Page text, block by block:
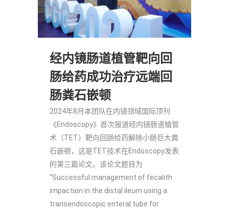
经内镜肠道植管靶向回
肠给药成功治疗远端回
肠粪石嵌顿
2024年8月本团队在内镜领域国际顶刊
《Endoscopy》首次报道经内镜肠道植管
术（TET）靶向回肠给药解除小肠巨大粪
石嵌顿，这是TET技术在Endoscopy发表
的第三篇论文。该论文题目为
“Successful management of fecalith
impaction in the distal ileum using a
transendoscopic enteral tube for